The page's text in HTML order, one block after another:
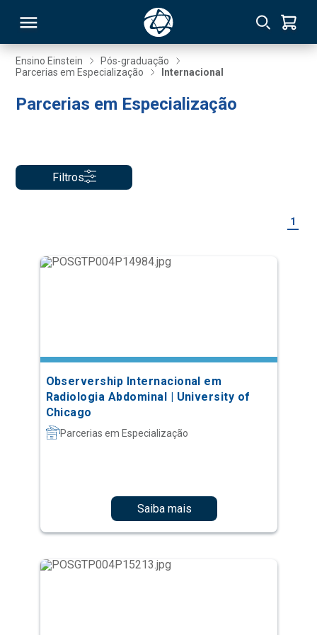
Ensino Einstein
Pós-graduação
Parcerias em Especialização
Internacional
Parcerias em Especialização
Filtros
1
Observership Internacional em
Radiologia Abdominal | University of
Chicago
Parcerias em Especialização
Saiba mais